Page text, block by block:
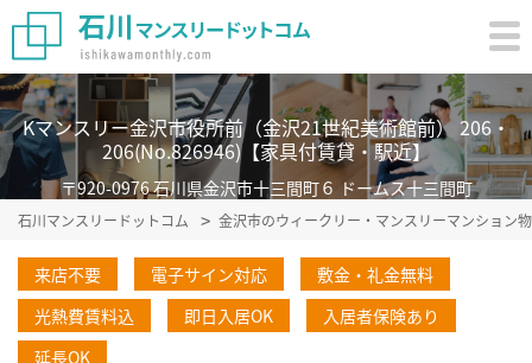
Kマンスリー金沢市役所前（金沢21世紀美術館前） 206・
206(No.826946)【家具付賃貸・駅近】
〒920-0976 石川県金沢市十三間町６ ドームス十三間町
石川マンスリードットコム 金沢市のウィークリー・マンスリーマンション
来店不要 電子サイン対応
敷金・礼金無料
光熱費賃料込
即日入居OK
入居者保険あり
延長OK